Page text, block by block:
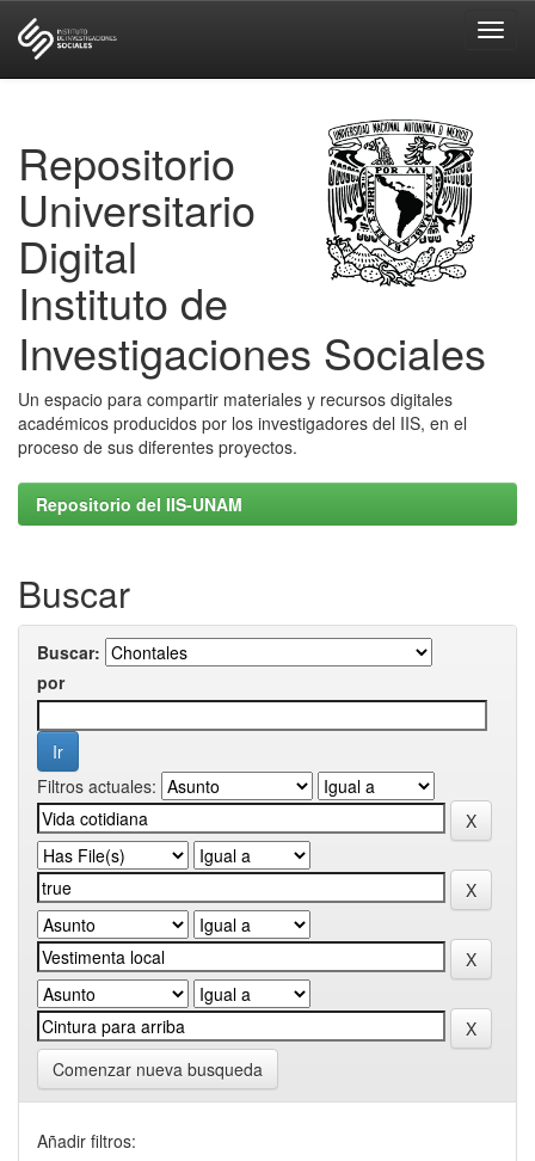
Repositorio
Universitario
Digital
Instituto de
Investigaciones Sociales
Un espacio para compartir materiales y recursos digitales
académicos producidos por los investigadores del IIS, en el
proceso de sus diferentes proyectos.
Repositorio del IIS-UNAM
Buscar
Buscar:
por
Filtros actuales:
Comenzar nueva busqueda
Añadir filtros: